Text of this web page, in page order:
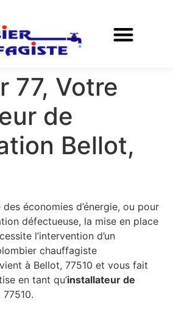
77, Votre
de
Bellot,
économies d’énergie, ou pour
défectueuse, la mise en place
l’intervention d’un
chauffagiste
à Bellot, 77510 et vous fait
en tant qu’installateur de